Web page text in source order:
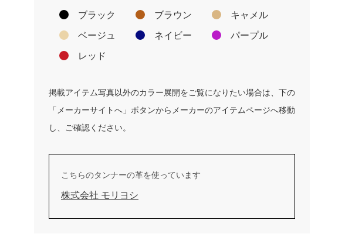
ブラック ブラウン キャメル
ベージュ ネイビー パープル
レッド
掲載アイテム写真以外のカラー展開をご覧になりたい場合は、下の
「メーカーサイトへ」ボタンからメーカーのアイテムページへ移動
し、ご確認ください。
こちらのタンナーの革を使っています
株式会社 モリヨシ